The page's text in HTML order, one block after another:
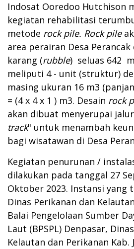
Indosat Ooredoo Hutchison
kegiatan rehabilitasi
metode rock pile. Rock pile
area perairan Desa
karang (rubble) seluas 642
meliputi 4 - unit (struktur)
masing ukuran 16 m3
= (4 x 4 x 1 ) m3. Desain rock
akan dibuat menyerupai
track" untuk menambah
bagi wisatawan di Desa
Kegiatan penurunan /
dilakukan pada tanggal 27
Oktober 2023. Instansi
Dinas Perikanan dan
Balai Pengelolaan Sumber
Laut (BPSPL) Denpasar,
Kelautan dan Perikanan Kab.